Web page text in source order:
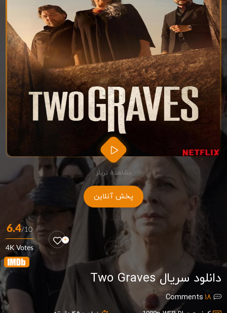
مشاهده تریلر
پخش آنلاین
6.4/10
4K Votes
دانلود سریال Two Graves
18
Comments